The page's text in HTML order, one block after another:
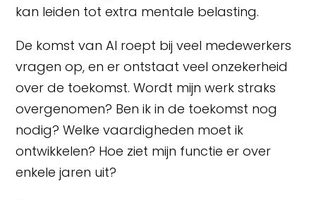
kan leiden tot extra mentale belasting.
De komst van AI roept bij veel medewerkers
vragen op, en er ontstaat veel onzekerheid
over de toekomst. Wordt mijn werk straks
overgenomen? Ben ik in de toekomst nog
nodig? Welke vaardigheden moet ik
ontwikkelen? Hoe ziet mijn functie er over
enkele jaren uit?